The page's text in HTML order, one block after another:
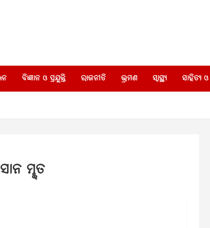
ବିଜ୍ଞାନ ଓ ପ୍ରଯୁକ୍ତି ରାଜନୀତି ଭ୍ରମଣ ସ୍ୱାସ୍ଥ୍ୟ ସାହିତ୍ୟ ଓ
ମୣତ